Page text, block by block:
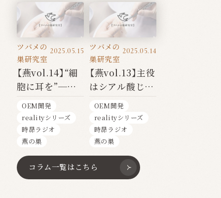
ツバメの
巣研究室
2025.05.15
【燕vol.14】“細
胞に耳を”──
糖鎖が導く、美
容と免疫の新常
識
OEM開発
realityシリーズ
時昴ラジオ
燕の巣
ツバメの
巣研究室
2025.05.14
【燕vol.13】主役
はシアル酸じゃ
ない？──美容
と健康を支え
る“グリコプロ
テイン”の真実
OEM開発
realityシリーズ
時昴ラジオ
燕の巣
コラム一覧はこちら